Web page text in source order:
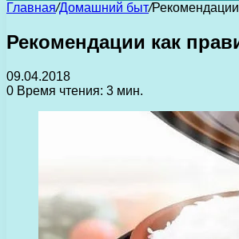
Главная/Домашний быт/
Рекомендации как
09.04.2018
0 Время чтения: 3 мин.